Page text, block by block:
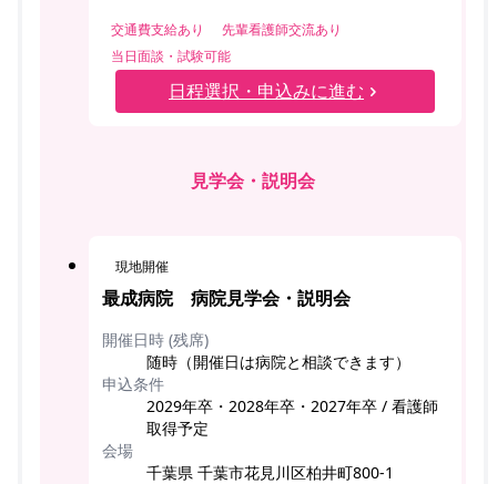
交通費支給あり
先輩看護師交流あり
当日面談・試験可能
日程選択・申込みに進む
見学会・説明会
現地開催
最成病院 病院見学会・説明会
開催日時 (残席)
随時（開催日は病院と相談できます）
申込条件
2029年卒・2028年卒・2027年卒 / 看護師
取得予定
会場
千葉県 千葉市花見川区柏井町800-1